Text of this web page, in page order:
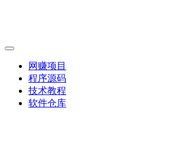
网赚项目
程序源码
技术教程
软件仓库